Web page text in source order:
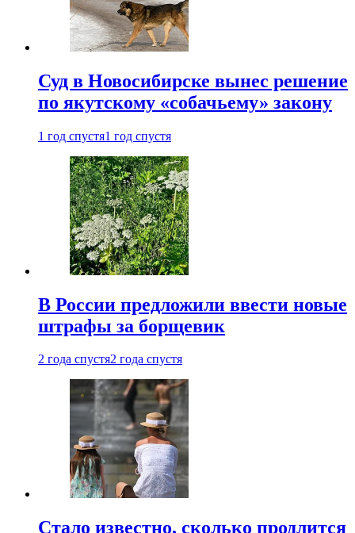
Суд в Новосибирске вынес решение
по якутскому «собачьему» закону
1 год спустя1 год спустя
В России предложили ввести новые
штрафы за борщевик
2 года спустя2 года спустя
Стало известно, сколько продлится